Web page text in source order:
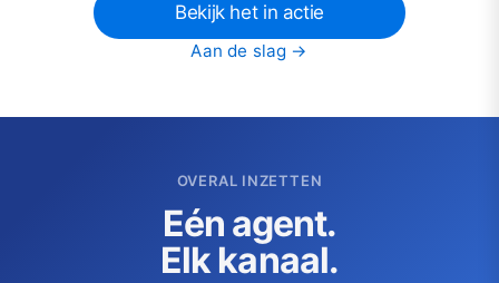
Bekijk het in actie
Aan de slag →
OVERAL INZETTEN
Eén agent.
Elk kanaal.